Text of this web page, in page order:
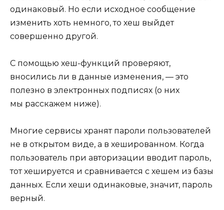
одинаковый. Но если исходное сообщение
изменить хоть немного, то хеш выйдет
совершенно другой.
С помощью хеш-функций проверяют,
вносились ли в данные изменения, — это
полезно в электронных подписях (о них
мы расскажем ниже).
Многие сервисы хранят пароли пользователей
не в открытом виде, а в хешированном. Когда
пользователь при авторизации вводит пароль,
тот хешируется и сравнивается с хешем из базы
данных. Если хеши одинаковые, значит, пароль
верный.